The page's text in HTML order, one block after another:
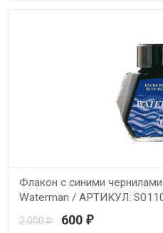
Флакон с синими
Waterman / АРТИКУЛ:
В наличии
2 000₽ 600 ₽